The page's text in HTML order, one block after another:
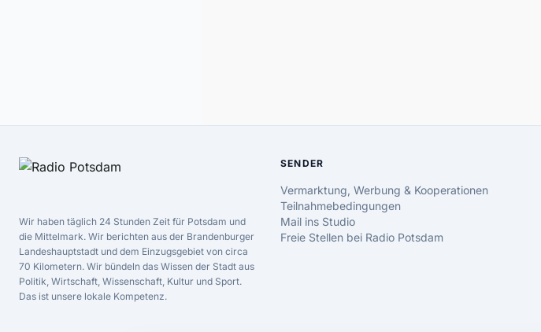
Wir haben täglich 24 Stunden Zeit für Potsdam und
die Mittelmark. Wir berichten aus der Brandenburger
Landeshauptstadt und dem Einzugsgebiet von circa
70 Kilometern. Wir bündeln das Wissen der Stadt aus
Politik, Wirtschaft, Wissenschaft, Kultur und Sport.
Das ist unsere lokale Kompetenz.
SENDER
Vermarktung, Werbung & Kooperationen
Teilnahmebedingungen
Mail ins Studio
Freie Stellen bei Radio Potsdam